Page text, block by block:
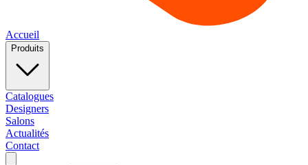
Accueil
Produits
Catalogues
Designers
Salons
Actualités
Contact